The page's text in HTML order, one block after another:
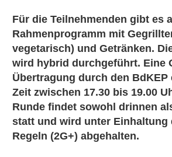
Für die Teilnehmenden gibt es
Rahmenprogramm mit
vegetarisch) und Getränken.
wird hybrid durchgeführt. Eine
Übertragung durch den
Zeit zwischen 17.30 bis 19.00
Runde findet sowohl drinnen
statt und wird unter Einhaltung
Regeln (2G+) abgehalten.